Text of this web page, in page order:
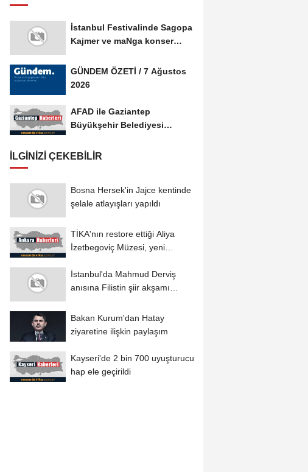
İstanbul Festivalinde Sagopa
Kajmer ve maNga konser
GÜNDEM ÖZETİ / 7 Ağustos
2026
AFAD ile Gaziantep
Büyükşehir Belediyesi
İLGINIZI ÇEKEBILIR
Bosna Hersek'in Jajce kentinde
şelale atlayışları yapıldı
TİKA'nın restore ettiği Aliya
İzetbegoviç Müzesi, yeni
İstanbul'da Mahmud Derviş
anısına Filistin şiir akşamı
Bakan Kurum'dan Hatay
ziyaretine ilişkin paylaşım
Kayseri'de 2 bin 700 uyuşturucu
hap ele geçirildi